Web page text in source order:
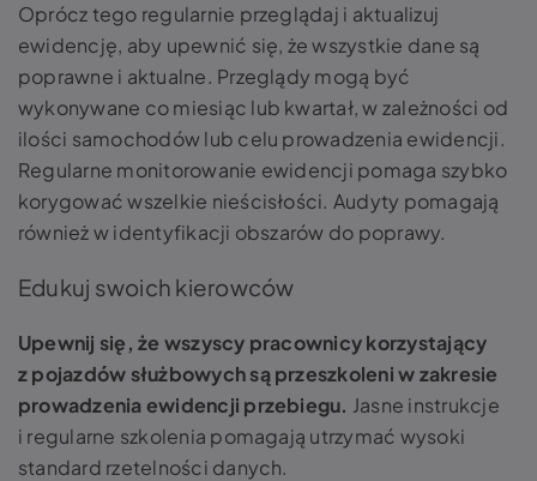
Oprócz tego regularnie przeglądaj i aktualizuj
ewidencję, aby upewnić się, że wszystkie dane są
poprawne i aktualne. Przeglądy mogą być
wykonywane co miesiąc lub kwartał, w zależności od
ilości samochodów lub celu prowadzenia ewidencji.
Regularne monitorowanie ewidencji pomaga szybko
korygować wszelkie nieścisłości. Audyty pomagają
również w identyfikacji obszarów do poprawy.
Edukuj swoich kierowców
Upewnij się, że wszyscy pracownicy korzystający
z pojazdów służbowych są przeszkoleni w zakresie
prowadzenia ewidencji przebiegu. Jasne instrukcje
i regularne szkolenia pomagają utrzymać wysoki
standard rzetelności danych.